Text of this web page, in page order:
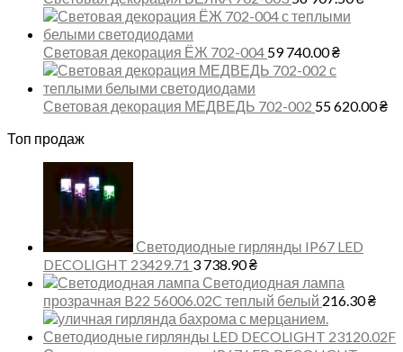
Световая декорация ЁЖ 702-004 59 740.00₴
Световая декорация МЕДВЕДЬ 702-002 55 620.00₴
Топ продаж
Светодиодные гирлянды IP67 LED
DECOLIGHT 23429.71 3 738.90₴
Светодиодная лампа
прозрачная B22 56006.02C теплый белый 216.30₴